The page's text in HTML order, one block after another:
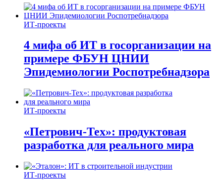
ИТ-проекты
4 мифа об ИТ в госорганизации на
примере ФБУН ЦНИИ
Эпидемиологии Роспотребнадзора
ИТ-проекты
«Петрович-Тех»: продуктовая
разработка для реального мира
ИТ-проекты